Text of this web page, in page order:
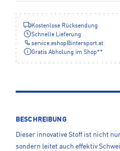
Kostenlose Rücksendung
Schnelle Lieferung
service.eshop@intersport.at
Gratis Abholung im Shop**
BESCHREIBUNG
Dieser innovative Stoff ist nicht
sondern leitet auch effektiv